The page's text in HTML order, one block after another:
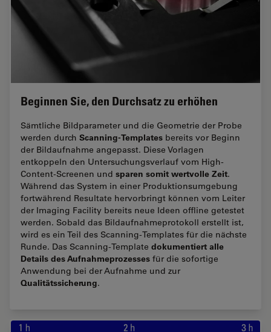
Beginnen Sie, den Durchsatz zu erhöhen
Sämtliche Bildparameter und die Geometrie der Probe
werden durch Scanning-Templates bereits vor Beginn
der Bildaufnahme angepasst. Diese Vorlagen
entkoppeln den Untersuchungsverlauf vom High-
Content-Screenen und sparen somit wertvolle Zeit.
Während das System in einer Produktionsumgebung
fortwährend Resultate hervorbringt können vom Leiter
der Imaging Facility bereits neue Ideen offline getestet
werden. Sobald das Bildaufnahmeprotokoll erstellt ist,
wird es ein Teil des Scanning-Templates für die nächste
Runde. Das Scanning-Template dokumentiert alle
Details des Aufnahmeprozesses für die sofortige
Anwendung bei der Aufnahme und zur
Qualitätssicherung.